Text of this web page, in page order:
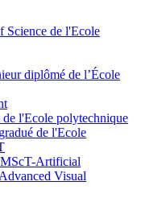
Science de l'Ecole
diplômé de l’École
l'Ecole polytechnique
de l'Ecole
Artificial
Visual